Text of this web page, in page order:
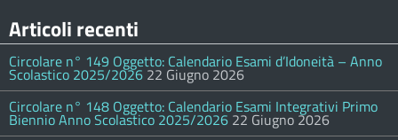
Articoli recenti
Circolare n° 149 Oggetto: Calendario Esami d’Idoneità – Anno
Scolastico 2025/2026 22 Giugno 2026
Circolare n° 148 Oggetto: Calendario Esami Integrativi Primo
Biennio Anno Scolastico 2025/2026 22 Giugno 2026